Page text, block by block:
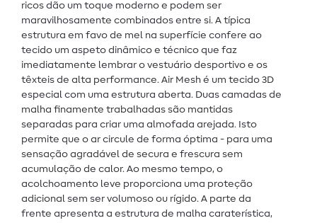
ricos dão um toque moderno e podem ser
maravilhosamente combinados entre si. A típica
estrutura em favo de mel na superfície confere ao
tecido um aspeto dinâmico e técnico que faz
imediatamente lembrar o vestuário desportivo e os
têxteis de alta performance. Air Mesh é um tecido 3D
especial com uma estrutura aberta. Duas camadas de
malha finamente trabalhadas são mantidas
separadas para criar uma almofada arejada. Isto
permite que o ar circule de forma óptima - para uma
sensação agradável de secura e frescura sem
acumulação de calor. Ao mesmo tempo, o
acolchoamento leve proporciona uma proteção
adicional sem ser volumoso ou rígido. A parte da
frente apresenta a estrutura de malha caraterística,